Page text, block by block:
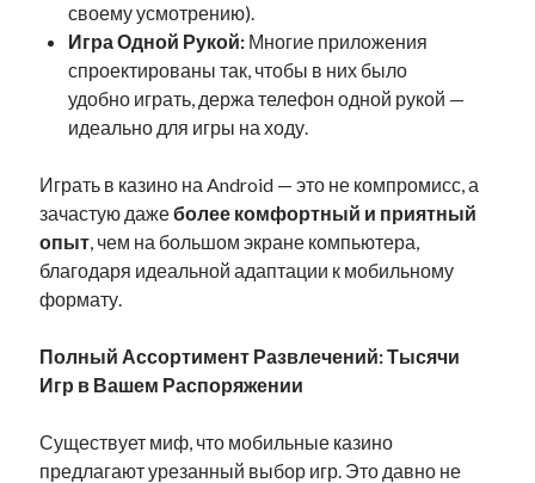
своему усмотрению).
Игра Одной Рукой: Многие приложения
спроектированы так, чтобы в них было
удобно играть, держа телефон одной рукой —
идеально для игры на ходу.
Играть в казино на Android — это не компромисс, а
зачастую дажеболее комфортный и приятный
опыт, чем на большом экране компьютера,
благодаря идеальной адаптации к мобильному
формату.
Полный Ассортимент Развлечений: Тысячи
Игр в Вашем Распоряжении
Существует миф, что мобильные казино
предлагают урезанный выбор игр. Это давно не